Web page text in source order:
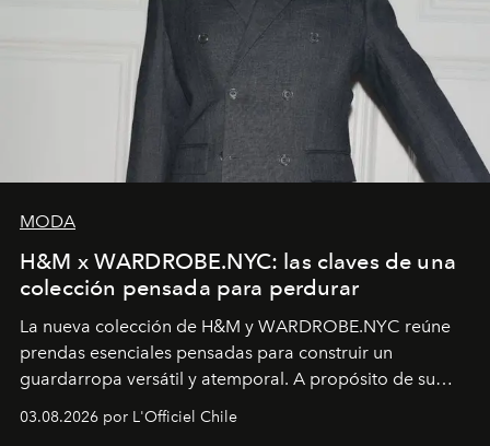
MODA
H&M x WARDROBE.NYC: las claves de una
colección pensada para perdurar
La nueva colección de H&M y WARDROBE.NYC reúne
prendas esenciales pensadas para construir un
guardarropa versátil y atemporal. A propósito de su
lanzamiento, los fundadores de la firma neoyorquina y
la asesora creativa y jefa de diseño global de la marca
03.08.2026 por L'Officiel Chile